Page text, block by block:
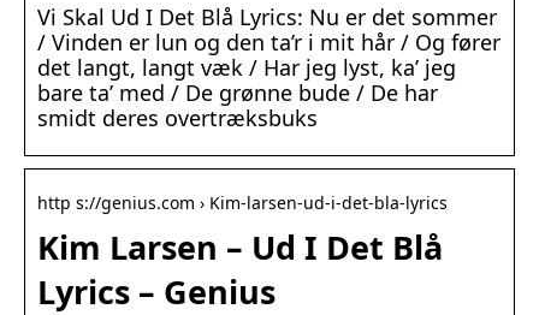
Vi Skal Ud I Det Blå Lyrics: Nu er det sommer
/ Vinden er lun og den ta’r i mit hår / Og fører
det langt, langt væk / Har jeg lyst, ka’ jeg
bare ta’ med / De grønne bude / De har
smidt deres overtræksbuks
http s://genius.com › Kim-larsen-ud-i-det-bla-lyrics
Kim Larsen – Ud I Det Blå
Lyrics – Genius